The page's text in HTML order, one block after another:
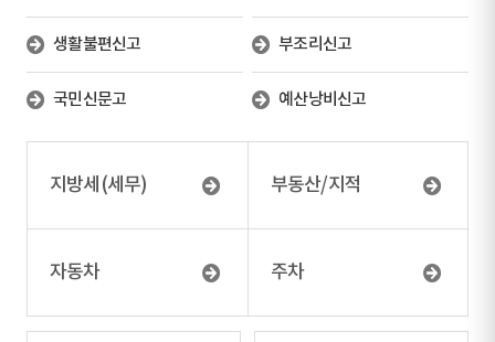
생활불편신고 부조리신고
국민신문고 예산낭비신고
지방세(세무) 부동산/지적
자동차 주차